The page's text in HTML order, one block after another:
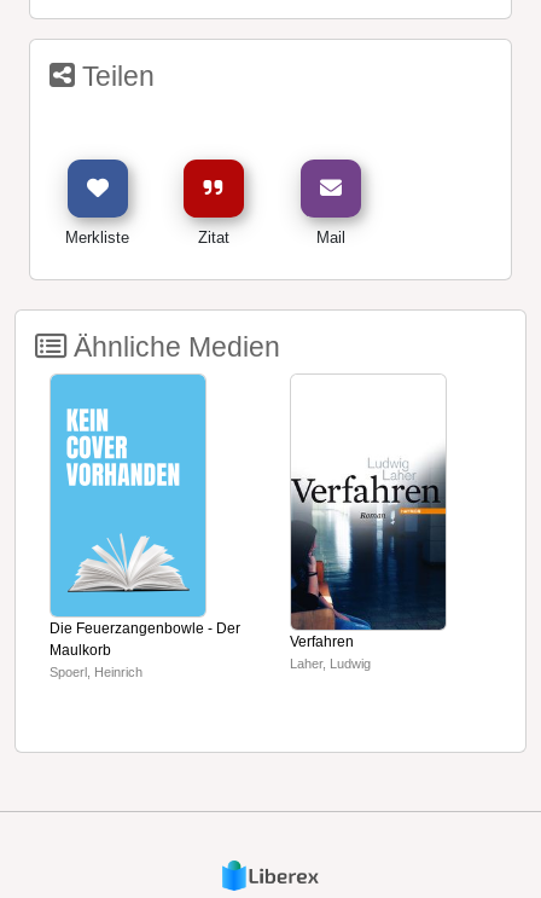
Teilen
Merkliste Zitat Mail
Ähnliche Medien
Die Feuerzangenbowle - Der
Maulkorb
Spoerl, Heinrich
Verfahren
Laher, Ludwig